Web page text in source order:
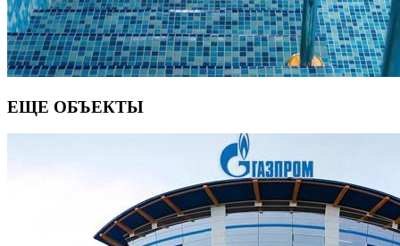
ЕЩЕ ОБЪЕКТЫ